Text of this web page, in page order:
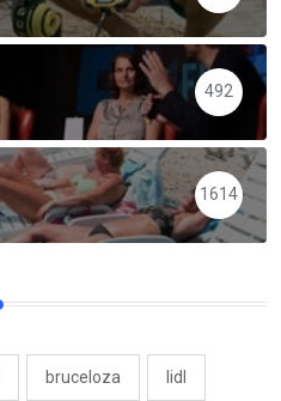
492
1614
bruceloza lidl